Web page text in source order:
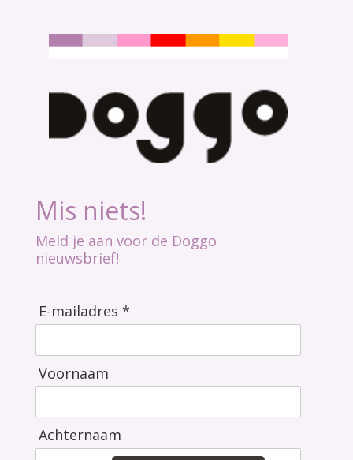
Mis niets!
Meld je aan voor de Doggo
nieuwsbrief!
E-mailadres *
Voornaam
Achternaam